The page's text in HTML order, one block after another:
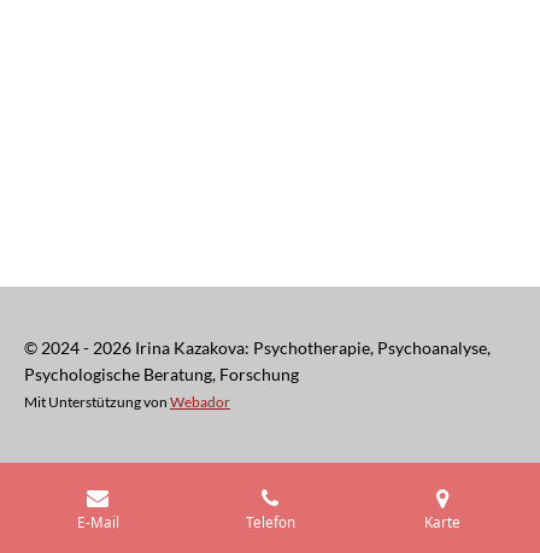
© 2024 - 2026 Irina Kazakova: Psychotherapie, Psychoanalyse,
Psychologische Beratung, Forschung
Mit Unterstützung von Webador
E-Mail Telefon Karte